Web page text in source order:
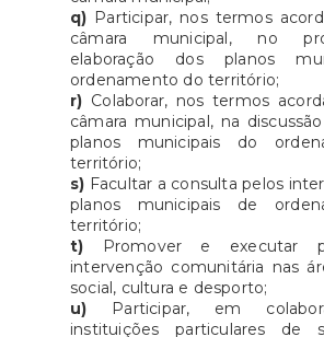
q) Participar, nos termos
câmara municipal, no
elaboração dos planos
ordenamento do território;
r) Colaborar, nos termos
câmara municipal, na
planos municipais do
território;
s) Facultar a consulta pelos
planos municipais de
território;
t) Promover e executar
intervenção comunitária nas
social, cultura e desporto;
u) Participar, em
instituições particulares de